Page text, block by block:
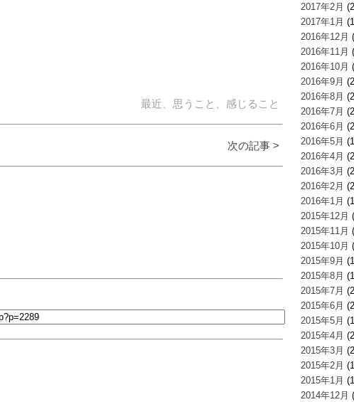
2017年2月
2017年1月
2016年12月
2016年11月
2016年10月
2016年9月
2016年8月
2016年7月
2016年6月
2016年5月
2016年4月
2016年3月
2016年2月
2016年1月
2015年12月
2015年11月
2015年10月
2015年9月
2015年8月
2015年7月
2015年6月
2015年5月
2015年4月
2015年3月
2015年2月
2015年1月
2014年12月
最近、思うこと、感じること
次の記事 >